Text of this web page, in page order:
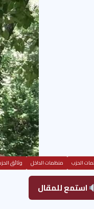
الحزب منظمات الداخل وثائق
استمع للمقال